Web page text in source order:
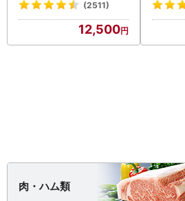
(2511)
12,500
肉・ハム類